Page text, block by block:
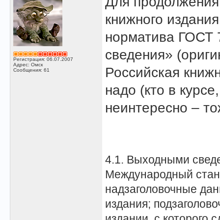
Регистрация: 06.07.2007
Адрес: Омск
Сообщения: 61
книжного
норматива ГОСТ
сведения»
Российская
надо (кто в
неинтересно –
4.1. Выходными
Международный
надзаголовочные
издания;